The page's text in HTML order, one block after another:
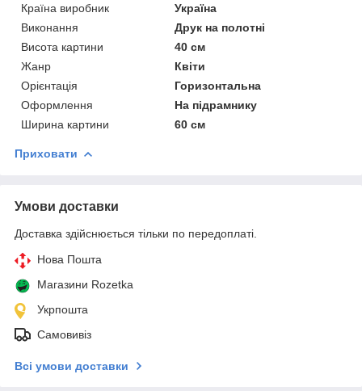
Країна виробник
Україна
Виконання
Друк на полотні
Висота картини
40 см
Жанр
Квіти
Орієнтація
Горизонтальна
Оформлення
На підрамнику
Ширина картини
60 см
Приховати
Умови доставки
Доставка здійснюється тільки по передоплаті.
Нова Пошта
Магазини Rozetka
Укрпошта
Самовивіз
Всі умови доставки